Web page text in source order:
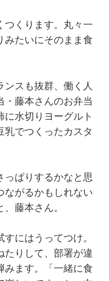
つくります。丸々一
みたいにそのまま食
ンスも抜群、働く人
・藤本さんのお弁当
水切りヨーグルト
乳でつくったカスタ
っぱりするかなと思
ながるかもしれない
藤本さん。
にはうってつけ。
たりして、部署が違
みます。「一緒に食